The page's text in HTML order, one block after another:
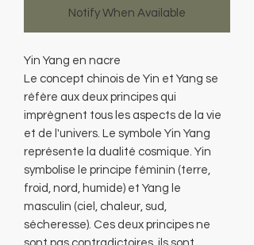
Notify When Available
Yin Yang en nacre
Le concept chinois de Yin et Yang se
réfère aux deux principes qui
imprègnent tous les aspects de la vie
et de l'univers. Le symbole Yin Yang
représente la dualité cosmique. Yin
symbolise le principe féminin (terre,
froid, nord, humide) et Yang le
masculin (ciel, chaleur, sud,
sécheresse). Ces deux principes ne
sont pas contradictoires, ils sont